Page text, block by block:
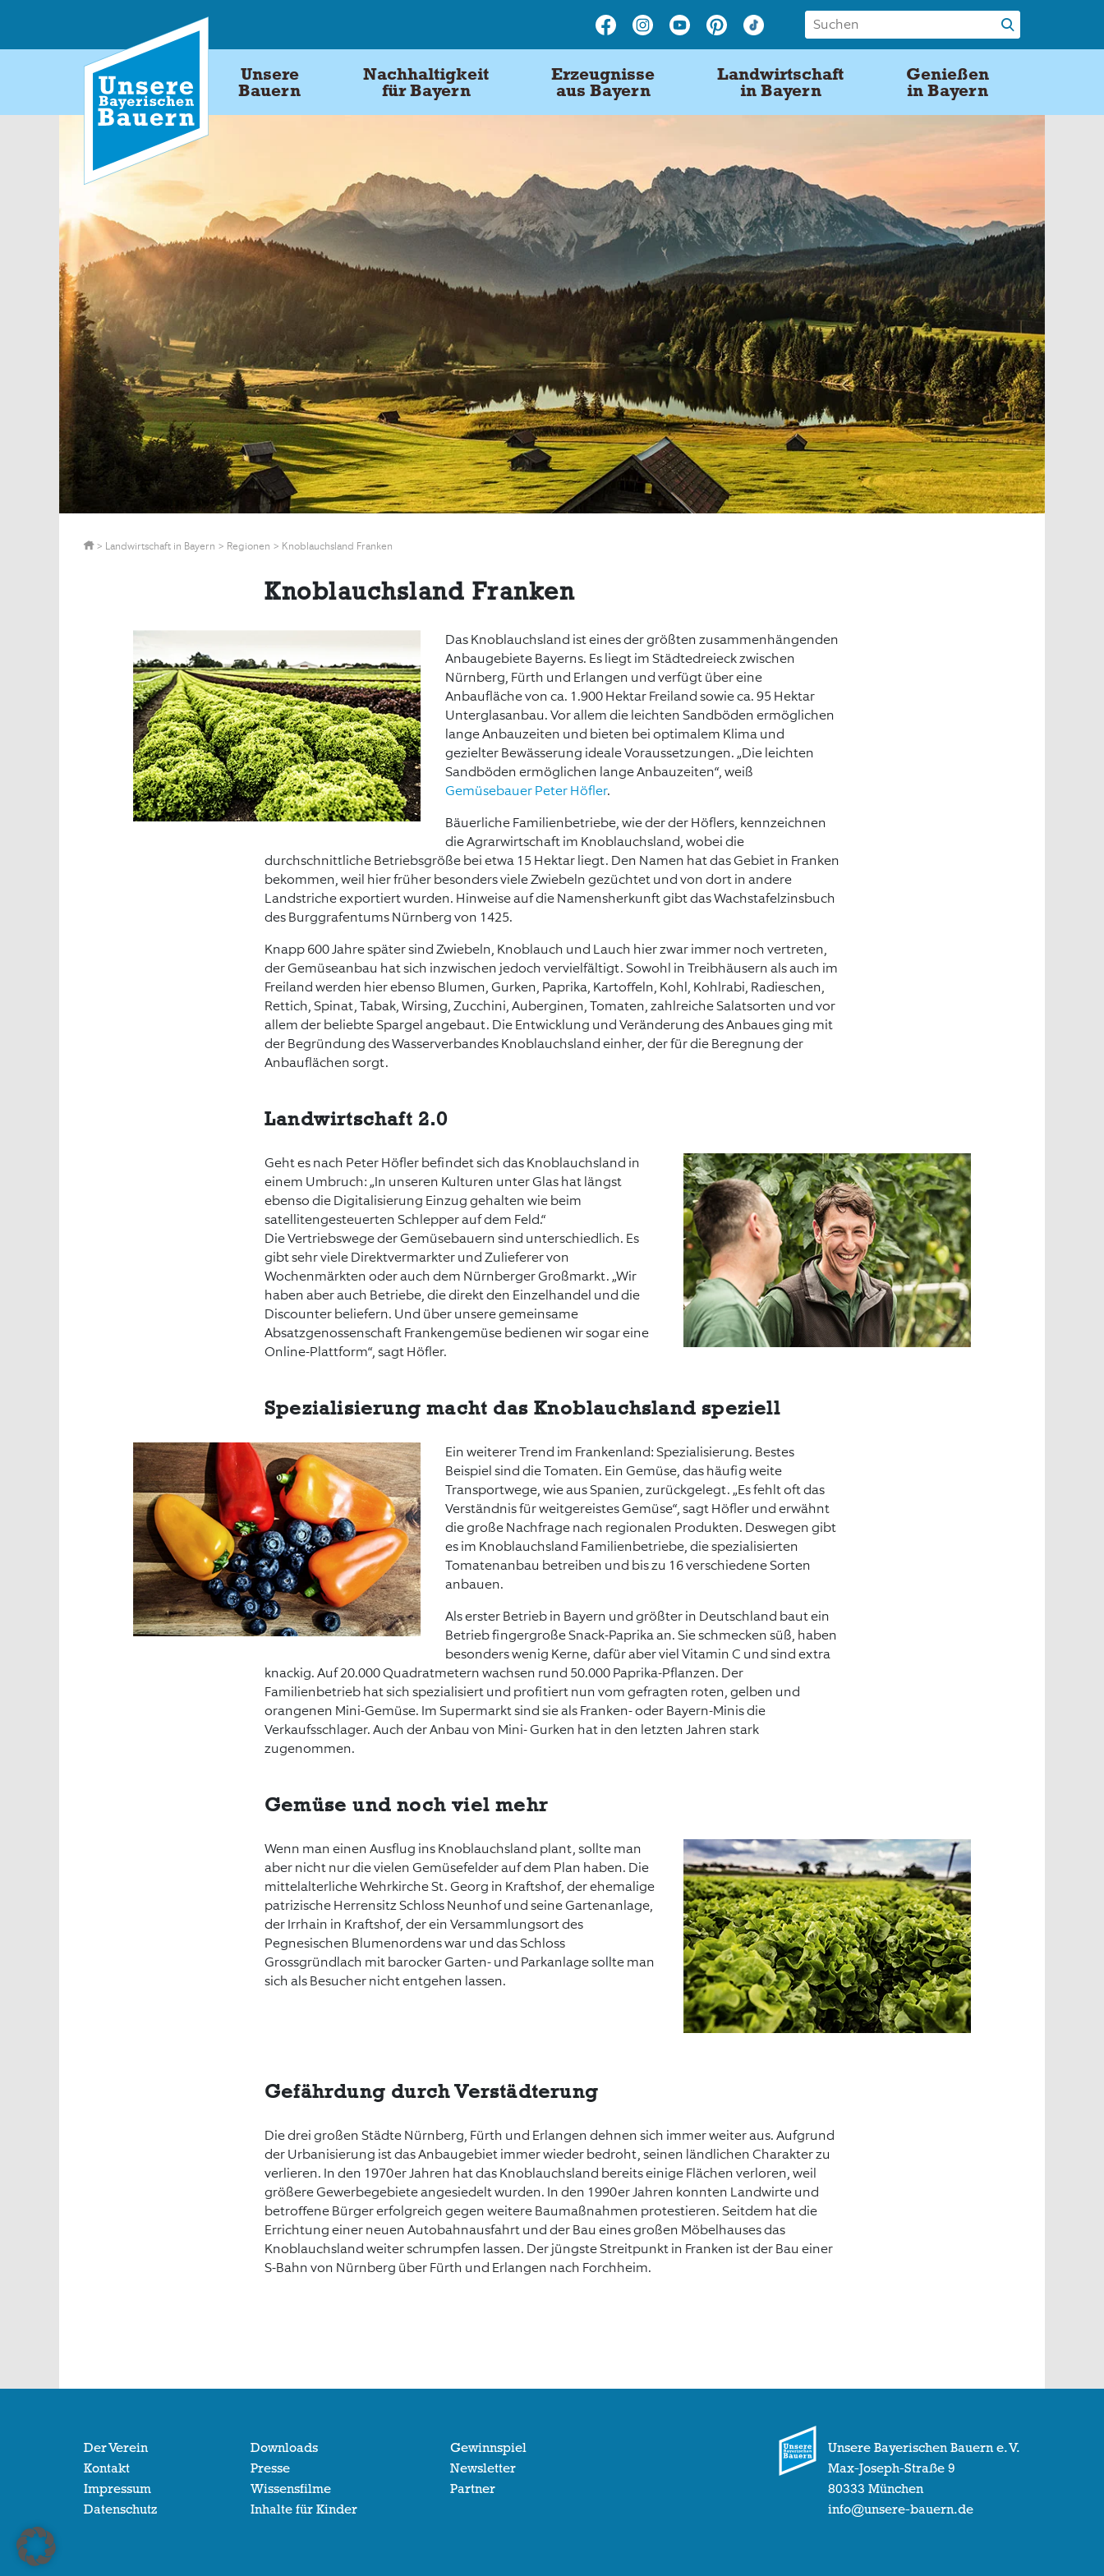
content
Unsere
Bauern
Nachhaltigkeit
für Bayern
Erzeugnisse
aus Bayern
Landwirtschaft
in Bayern
Genießen
in Bayern
> Landwirtschaft in Bayern > Regionen > Knoblauchsland Franken
Knoblauchsland Franken
Das Knoblauchsland ist eines der größten zusammenhängenden
Anbaugebiete Bayerns. Es liegt im Städtedreieck zwischen
Nürnberg, Fürth und Erlangen und verfügt über eine
Anbaufläche von ca. 1.900 Hektar Freiland sowie ca. 95 Hektar
Unterglasanbau. Vor allem die leichten Sandböden ermöglichen
lange Anbauzeiten und bieten bei optimalem Klima und
gezielter Bewässerung ideale Voraussetzungen. „Die leichten
Sandböden ermöglichen lange Anbauzeiten“, weiß
Gemüsebauer Peter Höfler.
Bäuerliche Familienbetriebe, wie der der Höflers, kennzeichnen
die Agrarwirtschaft im Knoblauchsland, wobei die
durchschnittliche Betriebsgröße bei etwa 15 Hektar liegt. Den Namen hat das Gebiet in Franken
bekommen, weil hier früher besonders viele Zwiebeln gezüchtet und von dort in andere
Landstriche exportiert wurden. Hinweise auf die Namensherkunft gibt das Wachstafelzinsbuch
des Burggrafentums Nürnberg von 1425.
Knapp 600 Jahre später sind Zwiebeln, Knoblauch und Lauch hier zwar immer noch vertreten,
der Gemüseanbau hat sich inzwischen jedoch vervielfältigt. Sowohl in Treibhäusern als auch im
Freiland werden hier ebenso Blumen, Gurken, Paprika, Kartoffeln, Kohl, Kohlrabi, Radieschen,
Rettich, Spinat, Tabak, Wirsing, Zucchini, Auberginen, Tomaten, zahlreiche Salatsorten und vor
allem der beliebte Spargel angebaut. Die Entwicklung und Veränderung des Anbaues ging mit
der Begründung des Wasserverbandes Knoblauchsland einher, der für die Beregnung der
Anbauflächen sorgt.
Landwirtschaft 2.0
Geht es nach Peter Höfler befindet sich das Knoblauchsland in
einem Umbruch: „In unseren Kulturen unter Glas hat längst
ebenso die Digitalisierung Einzug gehalten wie beim
satellitengesteuerten Schlepper auf dem Feld.“
Die Vertriebswege der Gemüsebauern sind unterschiedlich. Es
gibt sehr viele Direktvermarkter und Zulieferer von
Wochenmärkten oder auch dem Nürnberger Großmarkt. „Wir
haben aber auch Betriebe, die direkt den Einzelhandel und die
Discounter beliefern. Und über unsere gemeinsame
Absatzgenossenschaft Frankengemüse bedienen wir sogar eine
Online-Plattform“, sagt Höfler.
Spezialisierung macht das Knoblauchsland speziell
Ein weiterer Trend im Frankenland: Spezialisierung. Bestes
Beispiel sind die Tomaten. Ein Gemüse, das häufig weite
Transportwege, wie aus Spanien, zurückgelegt. „Es fehlt oft das
Verständnis für weitgereistes Gemüse“, sagt Höfler und erwähnt
die große Nachfrage nach regionalen Produkten. Deswegen gibt
es im Knoblauchsland Familienbetriebe, die spezialisierten
Tomatenanbau betreiben und bis zu 16 verschiedene Sorten
anbauen.
Als erster Betrieb in Bayern und größter in Deutschland baut ein
Betrieb fingergroße Snack-Paprika an. Sie schmecken süß, haben
besonders wenig Kerne, dafür aber viel Vitamin C und sind extra
knackig. Auf 20.000 Quadratmetern wachsen rund 50.000 Paprika-Pflanzen. Der
Familienbetrieb hat sich spezialisiert und profitiert nun vom gefragten roten, gelben und
orangenen Mini-Gemüse. Im Supermarkt sind sie als Franken- oder Bayern-Minis die
Verkaufsschlager. Auch der Anbau von Mini- Gurken hat in den letzten Jahren stark
zugenommen.
Gemüse und noch viel mehr
Wenn man einen Ausflug ins Knoblauchsland plant, sollte man
aber nicht nur die vielen Gemüsefelder auf dem Plan haben. Die
mittelalterliche Wehrkirche St. Georg in Kraftshof, der ehemalige
patrizische Herrensitz Schloss Neunhof und seine Gartenanlage,
der Irrhain in Kraftshof, der ein Versammlungsort des
Pegnesischen Blumenordens war und das Schloss
Grossgründlach mit barocker Garten- und Parkanlage sollte man
sich als Besucher nicht entgehen lassen.
Gefährdung durch Verstädterung
Die drei großen Städte Nürnberg, Fürth und Erlangen dehnen sich immer weiter aus. Aufgrund
der Urbanisierung ist das Anbaugebiet immer wieder bedroht, seinen ländlichen Charakter zu
verlieren. In den 1970er Jahren hat das Knoblauchsland bereits einige Flächen verloren, weil
größere Gewerbegebiete angesiedelt wurden. In den 1990er Jahren konnten Landwirte und
betroffene Bürger erfolgreich gegen weitere Baumaßnahmen protestieren. Seitdem hat die
Errichtung einer neuen Autobahnausfahrt und der Bau eines großen Möbelhauses das
Knoblauchsland weiter schrumpfen lassen. Der jüngste Streitpunkt in Franken ist der Bau einer
S-Bahn von Nürnberg über Fürth und Erlangen nach Forchheim.
Der Verein
Kontakt
Impressum
Datenschutz
Downloads
Presse
Wissensfilme
Inhalte für Kinder
Gewinnspiel
Newsletter
Partner
Unsere Bayerischen Bauern e. V.
Max-Joseph-Straße 9
80333 München
info@unsere-bauern.de